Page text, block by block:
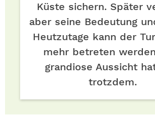
Küste sichern. Später
aber seine Bedeutung
Heutzutage kann der
mehr betreten
grandiose Aussicht
trotzdem.